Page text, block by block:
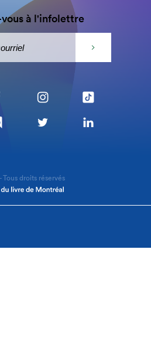
à l'infolettre
Tous droits réservés